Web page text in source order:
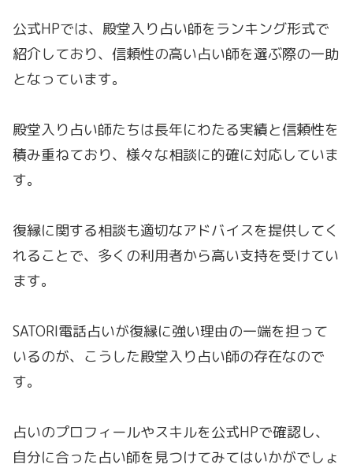
公式HPでは、殿堂入り占い師をランキング形式で
紹介しており、信頼性の高い占い師を選ぶ際の一助
となっています。
殿堂入り占い師たちは長年にわたる実績と信頼性を
積み重ねており、様々な相談に的確に対応していま
す。
復縁に関する相談も適切なアドバイスを提供してく
れることで、多くの利用者から高い支持を受けてい
ます。
SATORI電話占いが復縁に強い理由の一端を担って
いるのが、こうした殿堂入り占い師の存在なので
す。
占いのプロフィールやスキルを公式HPで確認し、
自分に合った占い師を見つけてみてはいかがでしょ